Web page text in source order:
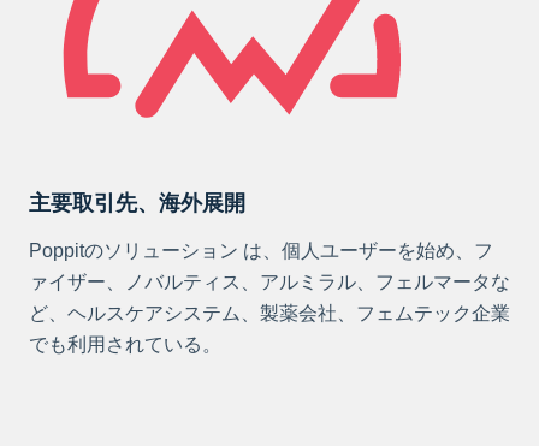
主要取引先、海外展開
Poppitのソリューション は、個人ユーザーを始め、フ
ァイザー、ノバルティス、アルミラル、フェルマータな
ど、ヘルスケアシステム、製薬会社、フェムテック企業
でも利用されている。